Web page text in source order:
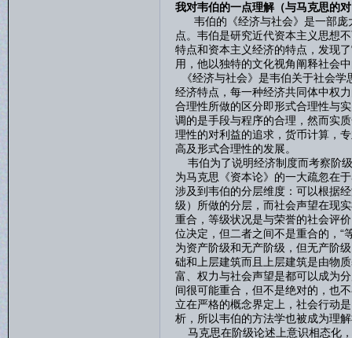
我对韦伯的一点理解（与马克思的
韦伯的《经济与社会》是一部庞
点。韦伯是研究近代资本主义思想
特点和资本主义经济的特点，发现
用，他以独特的文化视角阐释社会
《经济与社会》是韦伯关于社会
经济特点，每一种经济共同体中权
合理性所做的区分即形式合理性与
调的是手段与程序的合理，然而实
理性的对利益的追求，货币计算，
高及形式合理性的发展。
韦伯为了说明经济制度而考察阶
为马克思《资本论》的一大疏忽在
涉及到韦伯的分层维度：可以根据
级）所做的分层，而社会声望在现
重合，等级状况是与荣誉的社会评
位决定，但二者之间不是重合的，“
为资产阶级和无产阶级，但无产阶
础和上层建筑而且上层建筑是由物
富、权力与社会声望是都可以成为
间很可能重合，但不是绝对的，也
立在严格的概念界定上，社会行动
析，所以韦伯的方法学也被成为理
马克思在阶级论述上意识相态化